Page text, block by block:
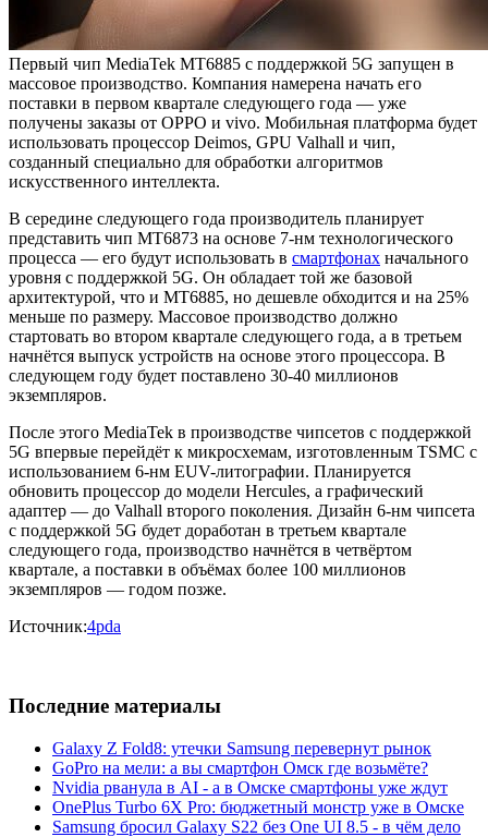
Первый чип MediaTek MT6885 с поддержкой 5G запущен в
массовое производство. Компания намерена начать его
поставки в первом квартале следующего года — уже
получены заказы от OPPO и vivo. Мобильная платформа будет
использовать процессор Deimos, GPU Valhall и чип,
созданный специально для обработки алгоритмов
искусственного интеллекта.
В середине следующего года производитель планирует
представить чип MT6873 на основе 7-нм технологического
процесса — его будут использовать в смартфонах начального
уровня с поддержкой 5G. Он обладает той же базовой
архитектурой, что и MT6885, но дешевле обходится и на 25%
меньше по размеру. Массовое производство должно
стартовать во втором квартале следующего года, а в третьем
начнётся выпуск устройств на основе этого процессора. В
следующем году будет поставлено 30-40 миллионов
экземпляров.
После этого MediaTek в производстве чипсетов с поддержкой
5G впервые перейдёт к микросхемам, изготовленным TSMC с
использованием 6-нм EUV-литографии. Планируется
обновить процессор до модели Hercules, а графический
адаптер — до Valhall второго поколения. Дизайн 6-нм чипсета
с поддержкой 5G будет доработан в третьем квартале
следующего года, производство начнётся в четвёртом
квартале, а поставки в объёмах более 100 миллионов
экземпляров — годом позже.
Источник:4pda
Последние материалы
Galaxy Z Fold8: утечки Samsung перевернут рынок
GoPro на мели: а вы смартфон Омск где возьмёте?
Nvidia рванула в AI - а в Омске смартфоны уже ждут
OnePlus Turbo 6X Pro: бюджетный монстр уже в Омске
Samsung бросил Galaxy S22 без One UI 8.5 - в чём дело